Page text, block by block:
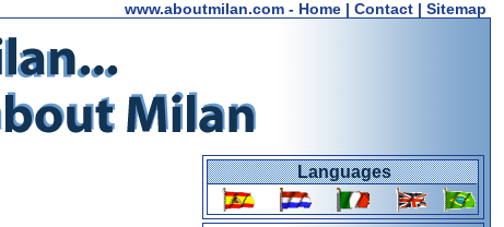
www.aboutmilan.com - Home | Contact | Sitemap
Languages